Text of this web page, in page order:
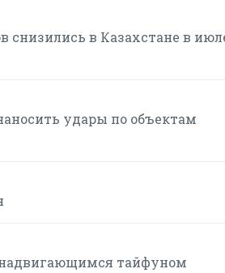
снизились в Казахстане в
удары по объектам
надвигающимся тайфуном